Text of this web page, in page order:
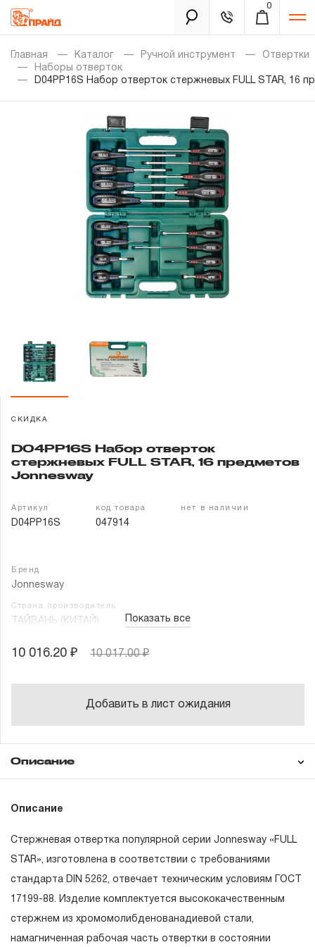
0
Каталог
Золотая лихорадка
Распродажа
Уцененный товар
Гарантия и сервис
Доставка и оплата
Контакты
Забыли пароль?
Главная Каталог Ручной инструмент
Отвертки
Наборы отверток
D04PP16S Набор отверток стержневых FULL STAR, 16
СКИДКА
D04PP16S Набор отверток
стержневых FULL STAR, 16 предметов
Jonnesway
Артикул
D04PP16S
код товара
047914
нет в наличии
Бренд
Jonnesway
Страна производитель
ТАЙВАНЬ (КИТАЙ) Показать все
10 016.20 ₽ 10 017.00 ₽
Добавить в лист ожидания
Описание
Состав товара
Описание
Стержневая отвертка популярной серии Jonnesway «FULL
STAR», изготовлена в соответствии с требованиями
стандарта DIN 5262, отвечает техническим условиям ГОСТ
17199-88. Изделие комплектуется высококачественным
стержнем из хромомолибденованадиевой стали,
намагниченная рабочая часть отвертки в состоянии
Понятие «ПОЖИЗНЕННАЯ ГАРАНТИЯ».
1.1 Понятие «ПОЖИЗНЕННАЯ ГАРАНТИЯ» включает в
себя признание неограниченного срока поддержания
47909
47911 Отвертка шлицевая, SL3х150
47074 Отвертка шлицевая, SL5,5х125
47913 Отвертка шлицевая, SL5,5х200